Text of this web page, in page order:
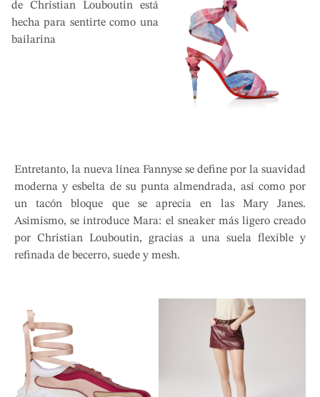
Entretanto, la nueva línea Fannyse se define por la suavidad
moderna y esbelta de su punta almendrada, así como por
un tacón bloque que se aprecia en las Mary Janes.
Asimismo, se introduce Mara: el sneaker más ligero creado
por Christian Louboutin, gracias a una suela flexible y
refinada de becerro, suede y mesh.